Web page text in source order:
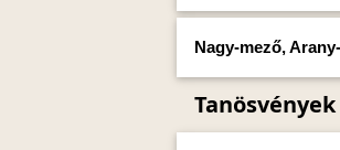
Nagy-mező,
Tanösvények